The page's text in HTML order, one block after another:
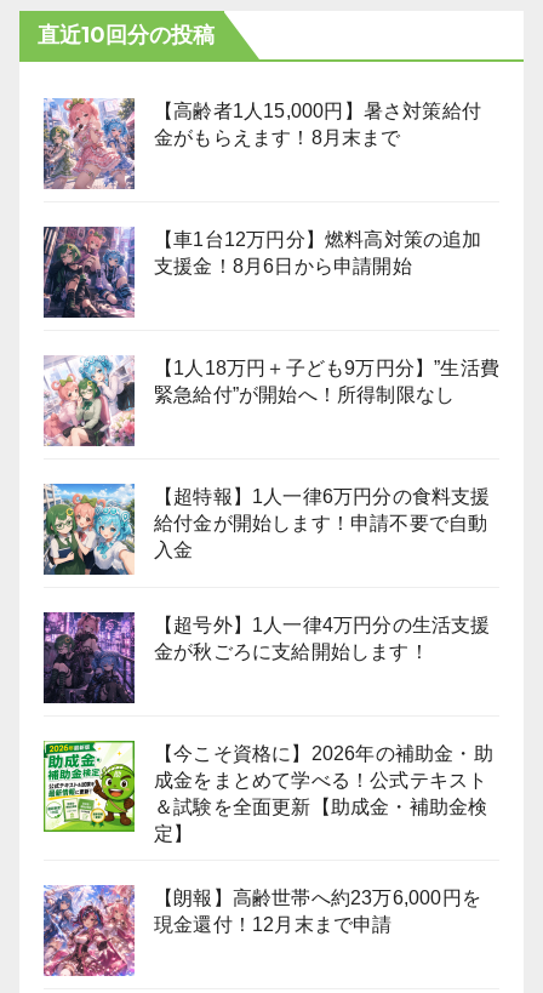
直近10回分の投稿
【高齢者1人15,000円】暑さ対策給付
金がもらえます！8月末まで
【車1台12万円分】燃料高対策の追加
支援金！8月6日から申請開始
【1人18万円＋子ども9万円分】”生活費
緊急給付”が開始へ！所得制限なし
【超特報】1人一律6万円分の食料支援
給付金が開始します！申請不要で自動
入金
【超号外】1人一律4万円分の生活支援
金が秋ごろに支給開始します！
【今こそ資格に】2026年の補助金・助
成金をまとめて学べる！公式テキスト
＆試験を全面更新【助成金・補助金検
定】
【朗報】高齢世帯へ約23万6,000円を
現金還付！12月末まで申請